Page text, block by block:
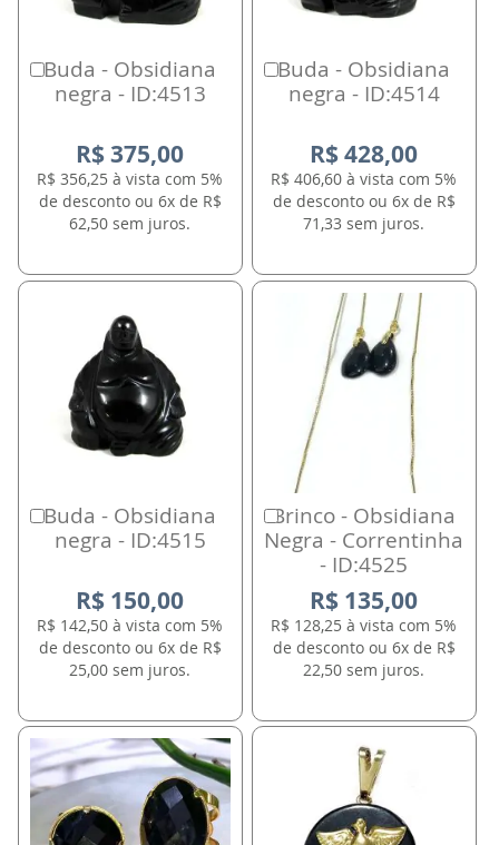
Buda - Obsidiana
negra - ID:4513
R$ 375,00
R$ 356,25 à vista com 5%
de desconto ou 6x de R$
62,50 sem juros.
Comprar
Buda - Obsidiana
negra - ID:4514
R$ 428,00
R$ 406,60 à vista com 5%
de desconto ou 6x de R$
71,33 sem juros.
Comprar
Buda - Obsidiana
negra - ID:4515
R$ 150,00
R$ 142,50 à vista com 5%
de desconto ou 6x de R$
25,00 sem juros.
Comprar
Brinco - Obsidiana
Negra - Correntinha
- ID:4525
R$ 135,00
R$ 128,25 à vista com 5%
de desconto ou 6x de R$
22,50 sem juros.
Comprar